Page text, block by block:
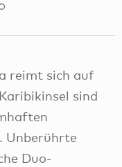
reimt sich auf
sind
Unberührte
Duo-